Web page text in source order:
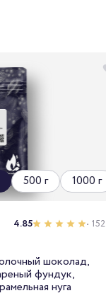
500 г 1000 г
4.85 • 152
шоколад,
фундук,
нуга